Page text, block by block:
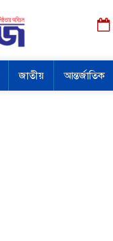
জাতীয় আন্তর্জাতিক